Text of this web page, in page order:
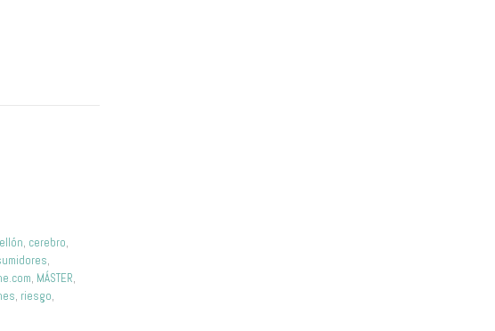
, cerebro,
,
, MÁSTER,
, riesgo,